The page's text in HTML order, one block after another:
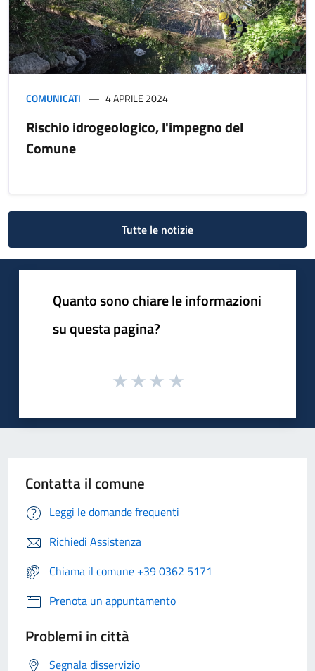
COMUNICATI 4 APRILE 2024
Rischio idrogeologico, l'impegno del
Comune
Tutte le notizie
Quanto sono chiare le informazioni
su questa pagina?
Contatta il comune
Leggi le domande frequenti
Richiedi Assistenza
Chiama il comune +39 0362 5171
Prenota un appuntamento
Problemi in città
Segnala disservizio